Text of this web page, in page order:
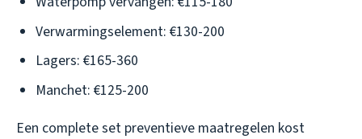
Verwarmingselement: €130-200
Lagers: €165-360
Manchet: €125-200
Een complete set preventieve maatregelen kost